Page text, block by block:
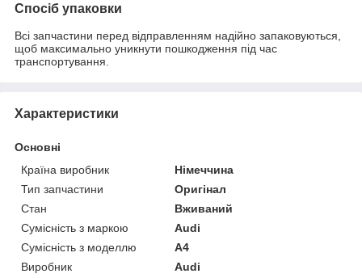
Спосіб упаковки
Всі запчастини перед відправленням надійно запаковуються,
щоб максимально уникнути пошкодження під час
транспортування.
Характеристики
Основні
Країна виробник
Німеччина
Тип запчастини
Оригінал
Стан
Вживаний
Сумісність з маркою
Audi
Сумісність з моделлю
A4
Виробник
Audi